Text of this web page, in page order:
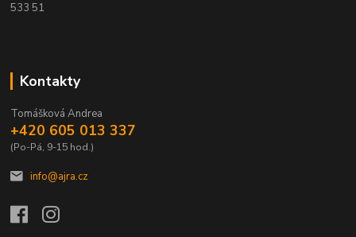
533 51
Kontakty
Tomášková Andrea
+420 605 013 337
(Po-Pá, 9-15 hod.)
info@ajra.cz